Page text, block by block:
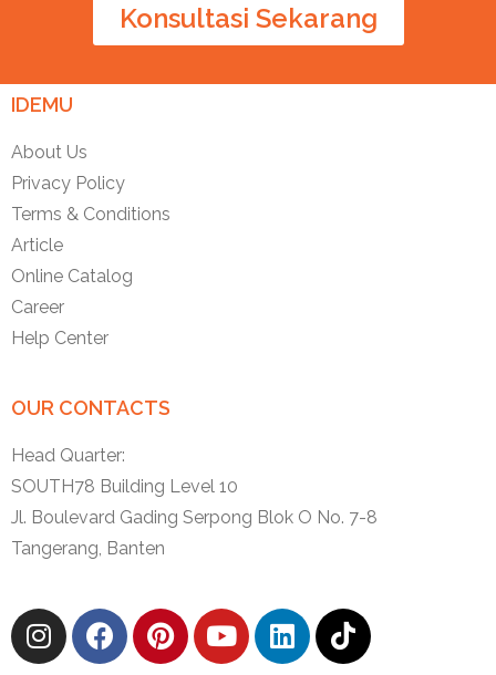
Konsultasi Sekarang
IDEMU
About Us
Privacy Policy
Terms & Conditions
Article
Online Catalog
Career
Help Center
OUR CONTACTS
Head Quarter:
SOUTH78 Building Level 10
Jl. Boulevard Gading Serpong Blok O No. 7-8
Tangerang, Banten